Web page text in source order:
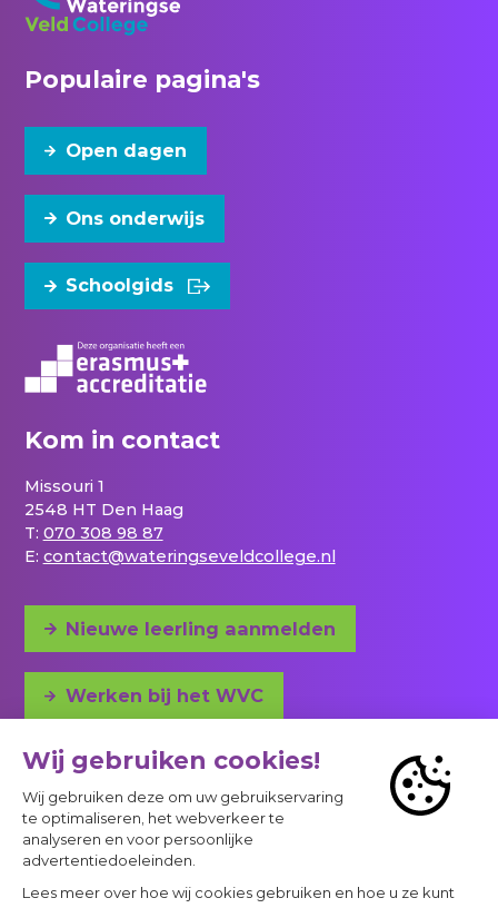
Populaire pagina's
Open dagen
Ons onderwijs
Schoolgids
Kom in contact
Missouri 1
2548 HT Den Haag
T: 070 308 98 87
E: contact@wateringseveldcollege.nl
Nieuwe leerling aanmelden
Werken bij het WVC
Adres en bereikbaarheid
© 2023 - 2026 Project Privacy